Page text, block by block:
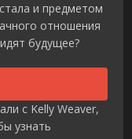
и предметом
отношения
будущее?
с Kelly Weaver,
узнать